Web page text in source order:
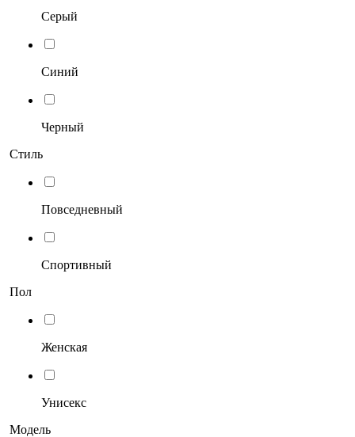
Серый
Синий
Черный
Стиль
Повседневный
Спортивный
Пол
Женская
Унисекс
Модель